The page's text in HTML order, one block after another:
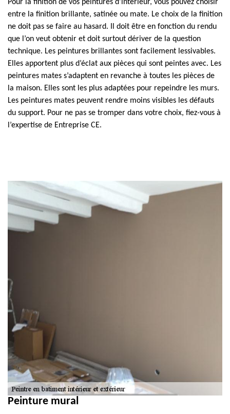
Pour la finition de vos peintures d’intérieur, vous pouvez choisir
entre la finition brillante, satinée ou mate. Le choix de la finition
ne doit pas se faire au hasard. Il doit être en fonction du rendu
que l’on veut obtenir et doit surtout dériver de la question
technique. Les peintures brillantes sont facilement lessivables.
Elles apportent plus d’éclat aux pièces qui sont peintes avec. Les
peintures mates s’adaptent en revanche à toutes les pièces de
la maison. Elles sont les plus adaptées pour repeindre les murs.
Les peintures mates peuvent rendre moins visibles les défauts
du support. Pour ne pas se tromper dans votre choix, fiez-vous à
l’expertise de Entreprise CE.
Peinture mural